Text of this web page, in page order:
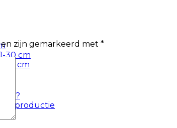
30 cm
35 cm
de productie
zijn gemarkeerd met *